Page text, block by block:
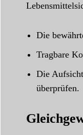
Die
Tragbare
Die
überprüfen.